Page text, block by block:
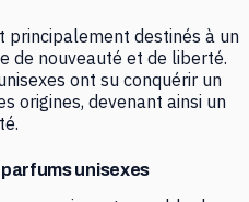
principalement destinés à un
de nouveauté et de liberté.
ont su conquérir un
origines, devenant ainsi un
unisexes